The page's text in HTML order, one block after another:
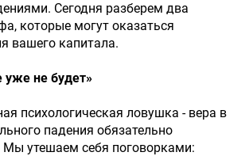
Сегодня разберем два
которые могут оказаться
вашего капитала.
не будет»
психологическая ловушка - вера в
падения обязательно
Мы утешаем себя поговорками: